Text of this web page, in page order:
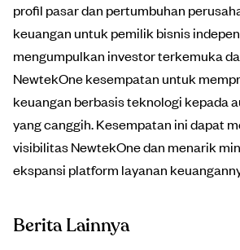
profil pasar dan pertumbuhan
keuangan untuk pemilik bisnis
mengumpulkan investor terkemuka
NewtekOne kesempatan untuk
keuangan berbasis teknologi kepada
yang canggih. Kesempatan ini dapat
visibilitas NewtekOne dan menarik
ekspansi platform layanan
Berita Lainnya